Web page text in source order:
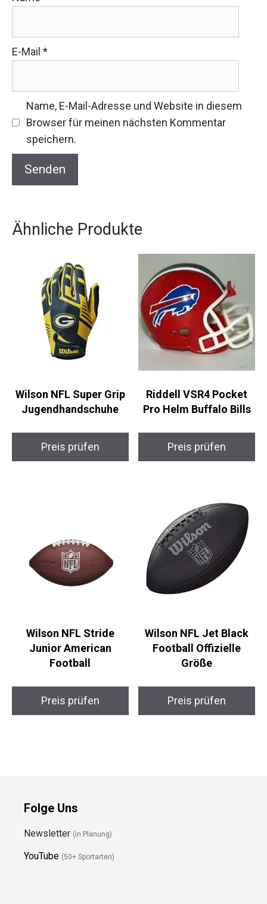
E-Mail *
Name, E-Mail-Adresse und Website in diesem
Browser für meinen nächsten Kommentar
speichern.
Ähnliche Produkte
Wilson NFL Super Grip
Jugendhandschuhe
Preis prüfen
Riddell VSR4 Pocket
Pro Helm Buffalo Bills
Preis prüfen
Wilson NFL Stride
Junior American
Football
Preis prüfen
Wilson NFL Jet Black
Football Offizielle
Größe
Preis prüfen
Folge Uns
Newsletter (in Planung)
YouTube (50+ Sportarten)